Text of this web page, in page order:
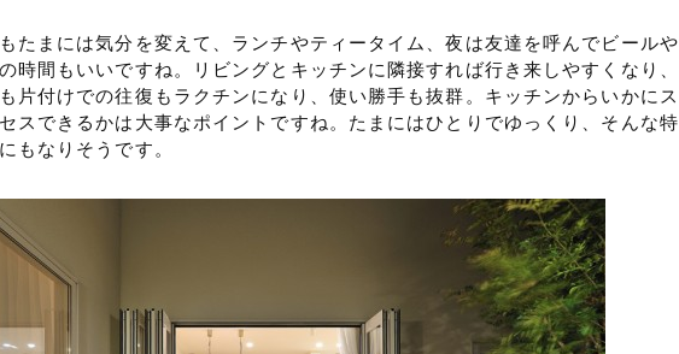
たまには気分を変えて、ランチやティータイム、夜は友達を呼んでビールや
時間もいいですね。リビングとキッチンに隣接すれば行き来しやすくなり、
片付けでの往復もラクチンになり、使い勝手も抜群。キッチンからいかにス
スできるかは大事なポイントですね。たまにはひとりでゆっくり、そんな特
もなりそうです。